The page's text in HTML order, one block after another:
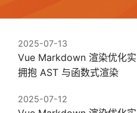
2025-07-13
Vue Markdown 渲染优化实
拥抱 AST 与函数式渲染
2025-07-12